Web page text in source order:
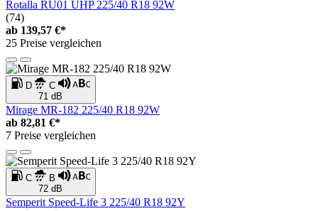
Rotalla RU01 UHP 225/40 R18 92W
(74)
ab 139,57 €*
25 Preise vergleichen
D
C
71 dB
Mirage MR-182 225/40 R18 92W
ab 82,81 €*
7 Preise vergleichen
C
B
72 dB
Semperit Speed-Life 3 225/40 R18 92Y